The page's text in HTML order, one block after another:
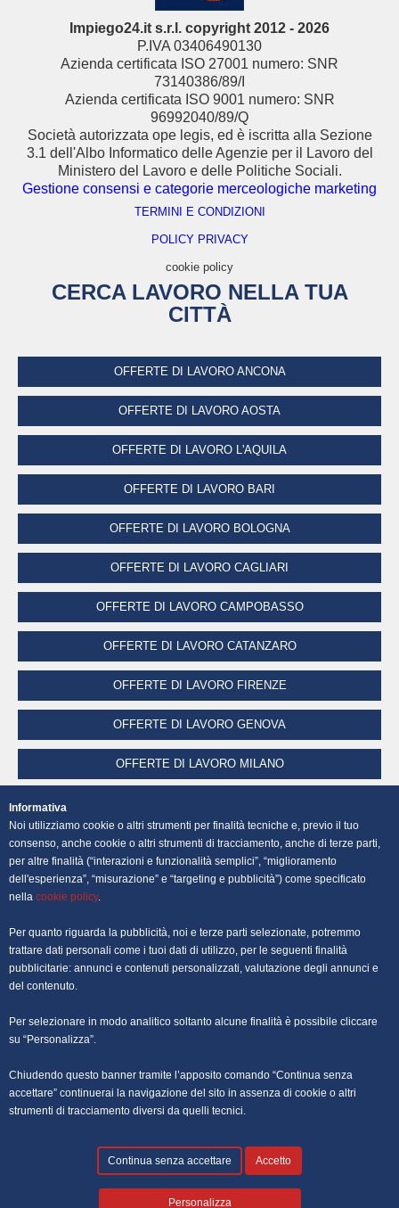
Impiego24.it s.r.l. copyright 2012 - 2026
P.IVA 03406490130
Azienda certificata ISO 27001 numero: SNR
73140386/89/I
Azienda certificata ISO 9001 numero: SNR
96992040/89/Q
Società autorizzata ope legis, ed è iscritta alla Sezione
3.1 dell'Albo Informatico delle Agenzie per il Lavoro del
Ministero del Lavoro e delle Politiche Sociali.
Gestione consensi e categorie merceologiche marketing
TERMINI E CONDIZIONI
POLICY PRIVACY
cookie policy
CERCA LAVORO NELLA TUA
CITTÀ
OFFERTE DI LAVORO ANCONA
OFFERTE DI LAVORO AOSTA
OFFERTE DI LAVORO L'AQUILA
OFFERTE DI LAVORO BARI
OFFERTE DI LAVORO BOLOGNA
OFFERTE DI LAVORO CAGLIARI
OFFERTE DI LAVORO CAMPOBASSO
OFFERTE DI LAVORO CATANZARO
OFFERTE DI LAVORO FIRENZE
OFFERTE DI LAVORO GENOVA
OFFERTE DI LAVORO MILANO
OFFERTE DI LAVORO PALERMO
OFFERTE DI LAVORO PERUGIA
OFFERTE DI LAVORO ROMA
OFFERTE DI LAVORO TRIESTE
OFFERTE DI LAVORO VENEZIA
Informativa
Noi utilizziamo cookie o altri strumenti per finalità tecniche e, previo il tuo
consenso, anche cookie o altri strumenti di tracciamento, anche di terze parti,
per altre finalità (“interazioni e funzionalità semplici”, “miglioramento
dell'esperienza”, “misurazione” e “targeting e pubblicità”) come specificato
nella cookie policy.
Per quanto riguarda la pubblicità, noi e terze parti selezionate, potremmo
trattare dati personali come i tuoi dati di utilizzo, per le seguenti finalità
pubblicitarie: annunci e contenuti personalizzati, valutazione degli annunci e
del contenuto.
Per selezionare in modo analitico soltanto alcune finalità è possibile cliccare
su “Personalizza”.
Chiudendo questo banner tramite l’apposito comando “Continua senza
accettare” continuerai la navigazione del sito in assenza di cookie o altri
strumenti di tracciamento diversi da quelli tecnici.
Personalizza
Continua senza accettare Accetto